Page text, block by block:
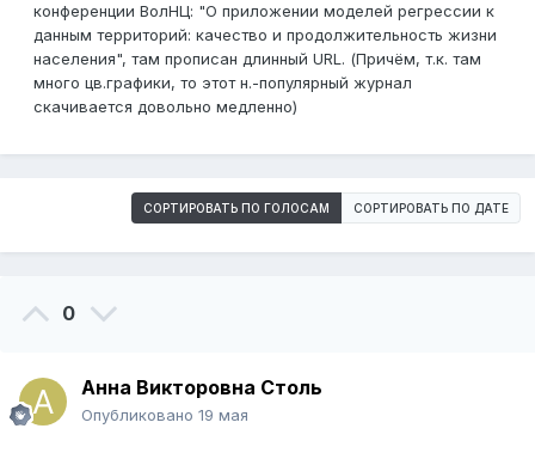
конференции ВолНЦ: "О приложении моделей регрессии к
данным территорий: качество и продолжительность жизни
населения", там прописан длинный URL. (Причём, т.к. там
много цв.графики, то этот н.-популярный журнал
скачивается довольно медленно)
СОРТИРОВАТЬ ПО ГОЛОСАМ СОРТИРОВАТЬ ПО ДАТЕ
0
Анна Викторовна Столь
Опубликовано 19 мая